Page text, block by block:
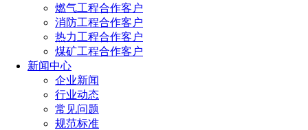
燃气工程合作客户
消防工程合作客户
热力工程合作客户
煤矿工程合作客户
新闻中心
企业新闻
行业动态
常见问题
规范标准